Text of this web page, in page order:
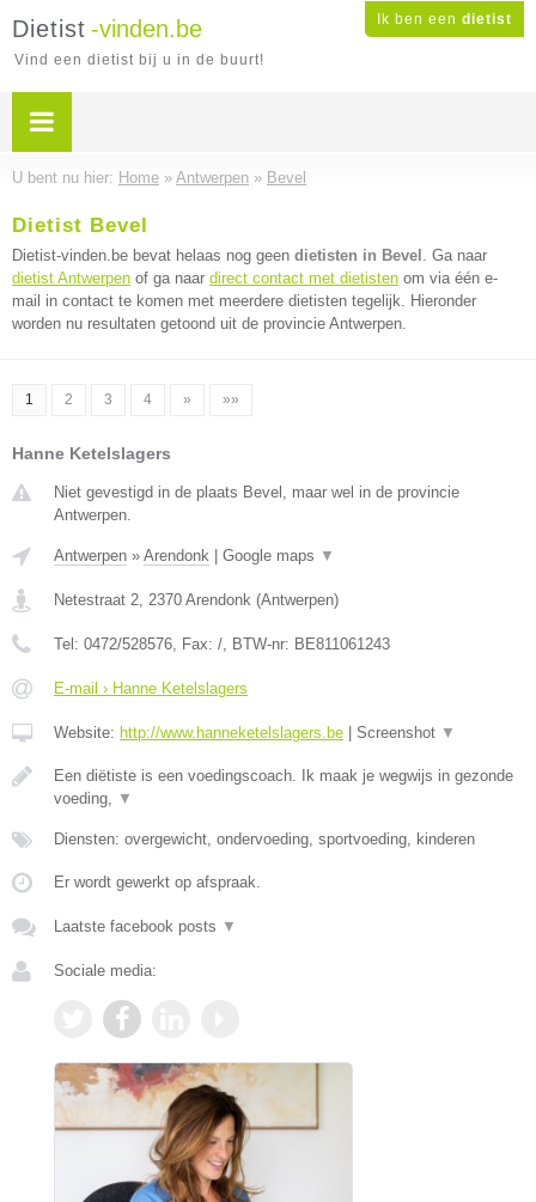
Ik ben een dietist
Dietist -vinden.be
Vind een dietist bij u in de buurt!
U bent nu hier: Home » Antwerpen » Bevel
Dietist Bevel
Dietist-vinden.be bevat helaas nog geen dietisten in Bevel . Ga naar
dietist Antwerpen of ga naar direct contact met dietisten om via één e-
mail in contact te komen met meerdere dietisten tegelijk. Hieronder
worden nu resultaten getoond uit de provincie Antwerpen.
1 2 3 4 » »»
Hanne Ketelslagers
Niet gevestigd in de plaats Bevel, maar wel in de provincie
Antwerpen.
Antwerpen » Arendonk Google maps ▼
Netestraat 2, 2370 Arendonk (Antwerpen)
Tel: 0472/528576, Fax: /, BTW-nr: BE811061243
E-mail › Hanne Ketelslagers
Website: http://www.hanneketelslagers.be Screenshot ▼
Een diëtiste is een voedingscoach. Ik maak je wegwijs in gezonde
voeding, ▼
Diensten: overgewicht, ondervoeding, sportvoeding, kinderen
Er wordt gewerkt op afspraak.
Laatste facebook posts ▼
Sociale media: